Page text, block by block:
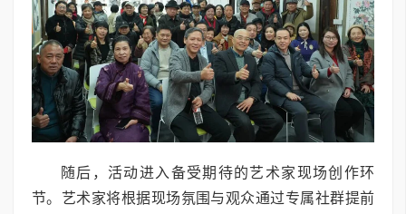
随后，活动进入备受期待的艺术家现场创作环
节。艺术家将根据现场氛围与观众通过专属社群提前